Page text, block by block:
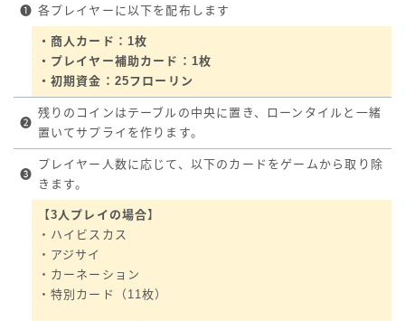
❶ 各プレイヤーに以下を配布します
・商人カード：1枚
・プレイヤー補助カード：1枚
・初期資金：25フローリン
❷
残りのコインはテーブルの中央に置き、ローンタイルと一緒
置いてサプライを作ります。
❸
プレイヤー人数に応じて、以下のカードをゲームから取り除
きます。
【3人プレイの場合】
・ハイビスカス
・アジサイ
・カーネーション
・特別カード（11枚）